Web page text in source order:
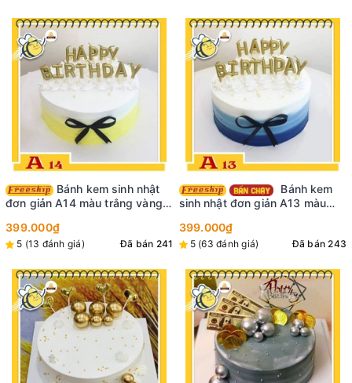
Bánh kem sinh nhật
đơn giản A14 màu trắng vàng
birthday màu vàng
399.000₫
5 (13 đánh giá) Đã bán 241
sinh nhật đơn giản A13 màu
nến sinh nhật màu vàng
399.000₫
5 (63 đánh giá) Đã bán 243